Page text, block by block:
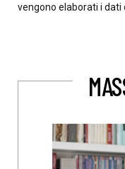
vengono elaborati i